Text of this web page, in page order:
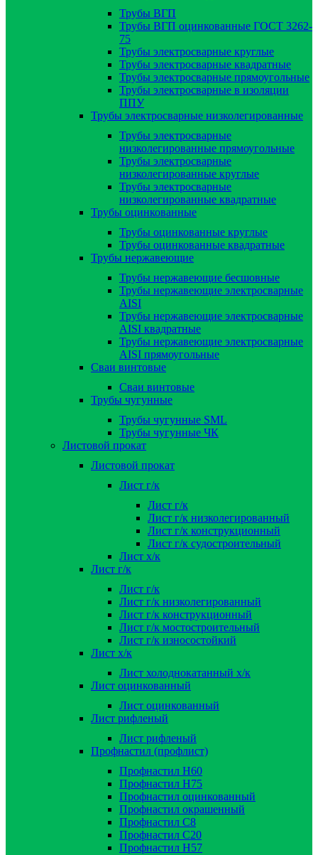
Трубы ВГП
Трубы ВГП оцинкованные ГОСТ 3262-
75
Трубы электросварные круглые
Трубы электросварные квадратные
Трубы электросварные прямоугольные
Трубы электросварные в изоляции
ППУ
Трубы электросварные низколегированные
Трубы электросварные
низколегированные прямоугольные
Трубы электросварные
низколегированные круглые
Трубы электросварные
низколегированные квадратные
Трубы оцинкованные
Трубы оцинкованные круглые
Трубы оцинкованные квадратные
Трубы нержавеющие
Трубы нержавеющие бесшовные
Трубы нержавеющие электросварные
AISI
Трубы нержавеющие электросварные
AISI квадратные
Трубы нержавеющие электросварные
AISI прямоугольные
Сваи винтовые
Сваи винтовые
Трубы чугунные
Трубы чугунные SML
Трубы чугунные ЧК
Листовой прокат
Листовой прокат
Лист г/к
Лист г/к
Лист г/к низколегированный
Лист г/к конструкционный
Лист г/к судостроительный
Лист х/к
Лист г/к
Лист г/к
Лист г/к низколегированный
Лист г/к конструкционный
Лист г/к мостостроительный
Лист г/к износостойкий
Лист х/к
Лист холоднокатанный х/к
Лист оцинкованный
Лист оцинкованный
Лист рифленый
Лист рифленый
Профнастил (профлист)
Профнастил Н60
Профнастил Н75
Профнастил оцинкованный
Профнастил окрашенный
Профнастил С8
Профнастил С20
Профнастил Н57